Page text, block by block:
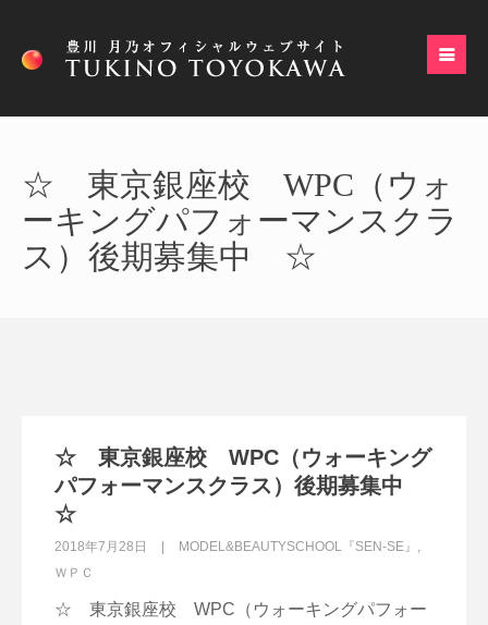
☆ 東京銀座校 WPC（ウォ
ーキングパフォーマンスクラ
ス）後期募集中 ☆
☆ 東京銀座校 WPC（ウォーキング
パフォーマンスクラス）後期募集中
☆
2018年7月28日 MODEL&BEAUTYSCHOOL『SEN-SE』 ,
ＷＰＣ
☆ 東京銀座校 WPC（ウォーキングパフォー